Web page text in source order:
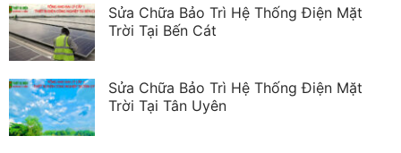
Sửa Chữa Bảo Trì Hệ Thống Điện Mặt
Trời Tại Bến Cát
Sửa Chữa Bảo Trì Hệ Thống Điện Mặt
Trời Tại Tân Uyên